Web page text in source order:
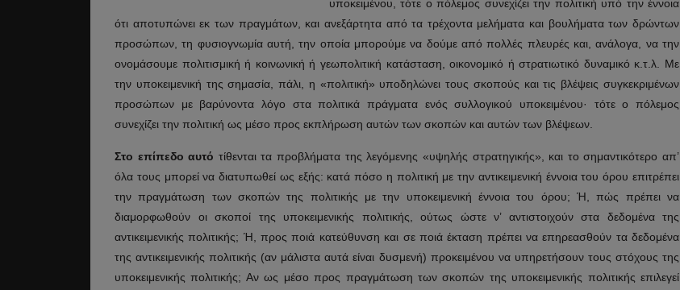
υποκειμένου, τότε o πόλεμος συνεχίζει την πολιτική υπό την έννοια
ότι αποτυπώνει εκ των πραγμάτων, και ανεξάρτητα από τα τρέχοντα μελήματα και βουλήματα των δρώντων
προσώπων, τη φυσιογνωμία αυτή, την οποία μπορούμε να δούμε από πολλές πλευρές και, ανάλογα, να την
ονομάσουμε πολιτισμική ή κοινωνική ή γεωπολιτική κατάσταση, οικονομικό ή στρατιωτικό δυναμικό κ.τ.λ. Με
την υποκειμενική της σημασία, πάλι, η «πολιτική» υποδηλώνει τους σκοπούς και τις βλέψεις συγκεκριμένων
προσώπων με βαρύνοντα λόγο στα πολιτικά πράγματα ενός συλλογικού υποκειμένου· τότε ο πόλεμος
συνεχίζει την πολιτική ως μέσο προς εκπλήρωση αυτών των σκοπών και αυτών των βλέψεων.
Στο επίπεδο αυτό τίθενται τα προβλήματα της λεγόμενης «υψηλής στρατηγικής», και το σημαντικότερο απ’
όλα τους μπορεί να διατυπωθεί ως εξής: κατά πόσο η πολιτική με την αντικειμενική έννοια του όρου επιτρέπει
την πραγμάτωση των σκοπών της πολιτικής με την υποκειμενική έννοια του όρου; Ή, πώς πρέπει να
διαμορφωθούν οι σκοποί της υποκειμενικής πολιτικής, ούτως ώστε ν’ αντιστοιχούν στα δεδομένα της
αντικειμενικής πολιτικής; Ή, προς ποιά κατεύθυνση και σε ποιά έκταση πρέπει να επηρεασθούν τα δεδομένα
της αντικειμενικής πολιτικής (αν μάλιστα αυτά είναι δυσμενή) προκειμένου να υπηρετήσουν τους στόχους της
υποκειμενικής πολιτικής; Αν ως μέσο προς πραγμάτωση των σκοπών της υποκειμενικής πολιτικής επιλεγεί